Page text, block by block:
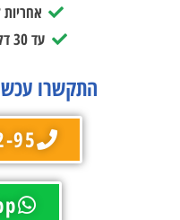
עד 30 דקות בלבד לכל התקנה
התקשרו
95